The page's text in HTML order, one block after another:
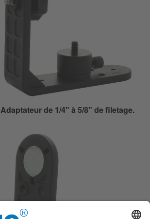
Adaptateur de 1/4" à 5/8" de filetage.